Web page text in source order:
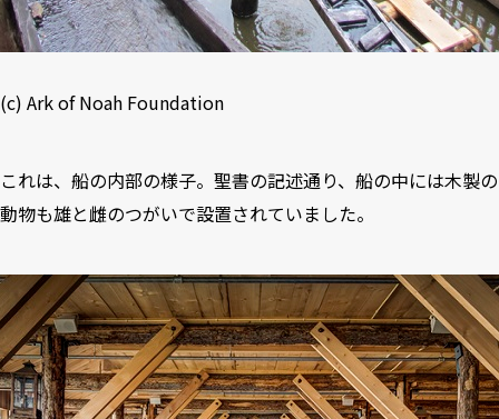
(c) Ark of Noah Foundation
これは、船の内部の様子。聖書の記述通り、船の中には木製の
動物も雄と雌のつがいで設置されていました。